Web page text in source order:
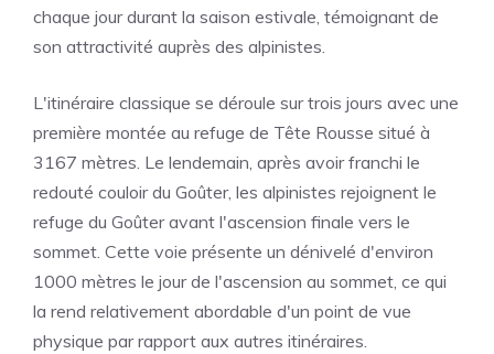
chaque jour durant la saison estivale, témoignant de
son attractivité auprès des alpinistes.
L'itinéraire classique se déroule sur trois jours avec une
première montée au refuge de Tête Rousse situé à
3167 mètres. Le lendemain, après avoir franchi le
redouté couloir du Goûter, les alpinistes rejoignent le
refuge du Goûter avant l'ascension finale vers le
sommet. Cette voie présente un dénivelé d'environ
1000 mètres le jour de l'ascension au sommet, ce qui
la rend relativement abordable d'un point de vue
physique par rapport aux autres itinéraires.